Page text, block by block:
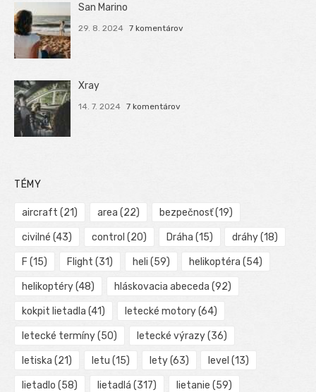
San Marino
29. 8. 2024 7 komentárov
Xray
14. 7. 2024 7 komentárov
TÉMY
aircraft (21) area (22) bezpečnosť(19)
civilné (43) control (20) Dráha (15) dráhy(18)
F (15) Flight (31) heli (59) helikoptéra (54)
helikoptéry(48) hláskovacia abeceda (92)
kokpit lietadla (41) letecké motory(64)
letecké termíny(50) letecké výrazy(36)
letiska (21) letu (15) lety(63) level (13)
lietadlo (58) lietadlá (317) lietanie (59)